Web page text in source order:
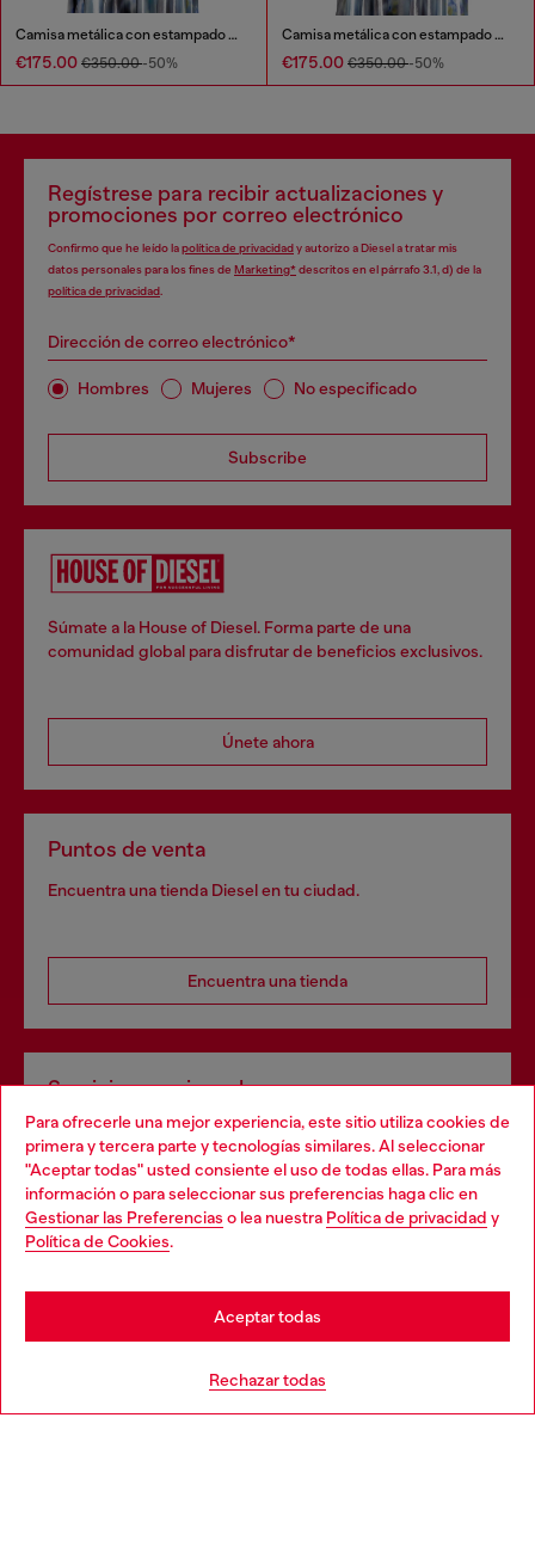
Para ofrecerle una mejor experiencia, este sitio utiliza cookies de
primera y tercera parte y tecnologías similares. Al seleccionar
"Aceptar todas" usted consiente el uso de todas ellas. Para más
información o para seleccionar sus preferencias haga clic en
Gestionar las Preferencias o lea nuestra Política de privacidad y
Política de Cookies.
Rechazar todas
Aceptar todas
Camisa metálica con estampado de rosas difusas
€175.00 €350.00-50%
Camisa metálica con estampado de rosas difusas
€175.00 €350.00-50%
Regístrese para recibir actualizaciones y
promociones por correo electrónico
Confirmo que he leído lapolítica de privacidady autorizo a Diesel a tratar mis
datos personales para los fines de Marketing*descritos en el párrafo 3.1, d) de la
política de privacidad
Dirección de correo electrónico*
Hombres Mujeres No especificado
Subscribe
Súmate a la House of Diesel. Forma parte de una
comunidad global para disfrutar de beneficios exclusivos.
Únete ahora
Puntos de venta
Encuentra una tienda Diesel en tu ciudad.
Encuentra una tienda
Servicios omnicanal
Descubre todos nuestros servicios, tanto en línea como
en la tienda.
Choose your location
You are currently browsing España website, but it seems you
may be based in United States